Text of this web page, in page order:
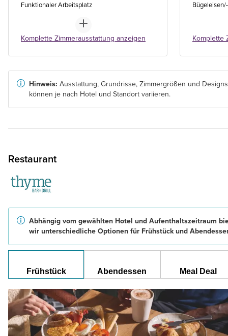
Funktionaler Arbeitsplatz
Komplette Zimmerausstattung anzeigen Komplette
Hinweis: Ausstattung, Grundrisse, Zimmergrößen und Designs
können je nach Hotel und Standort variieren.
Restaurant
Abhängig vom gewählten Hotel und Aufenthaltszeitraum
wir unterschiedliche Optionen für Frühstück und
Frühstück Abendessen Meal Deal